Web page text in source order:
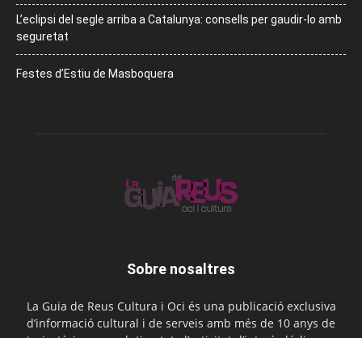
L’eclipsi del segle arriba a Catalunya: consells per gaudir-lo amb
seguretat
Festes d’Estiu de Masboquera
Sobre nosaltres
La Guia de Reus Cultura i Oci és una publicació exclusiva
d’informació cultural i de serveis amb més de 10 anys de